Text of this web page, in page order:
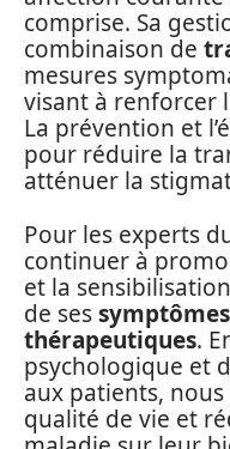
comprise. Sa
combinaison de
mesures
visant à renforcer
La prévention et
pour réduire la
atténuer la
Pour les experts
continuer à
et la
de sessymptômes
thérapeutiques.
psychologique et
aux patients,
qualité de vie et